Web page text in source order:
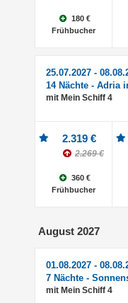
180 €
Frühbucher
25.07.2027 -
14 Nächte - Adria
mit Mein Schiff 4
2.319 €
2.269 €
360 €
Frühbucher
August 2027
01.08.2027 -
7 Nächte -
mit Mein Schiff 4